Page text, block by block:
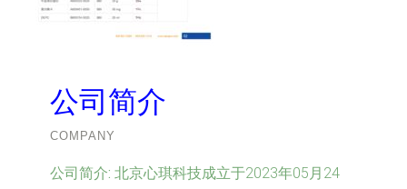
公司简介
COMPANY
公司简介: 北京心琪科技成立于2023年05月24